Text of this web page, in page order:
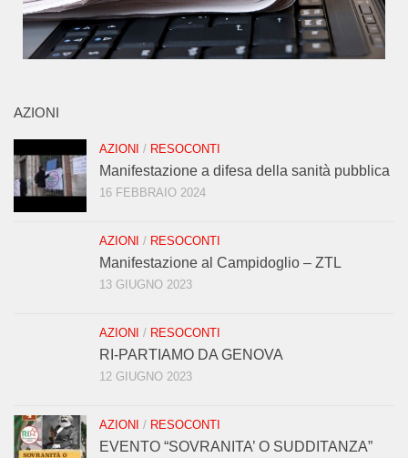
AZIONI
AZIONI / RESOCONTI
Manifestazione a difesa della sanità pubblica
16 FEBBRAIO 2024
AZIONI / RESOCONTI
Manifestazione al Campidoglio – ZTL
13 GIUGNO 2023
AZIONI / RESOCONTI
RI-PARTIAMO DA GENOVA
12 GIUGNO 2023
AZIONI / RESOCONTI
EVENTO “SOVRANITA’ O SUDDITANZA”